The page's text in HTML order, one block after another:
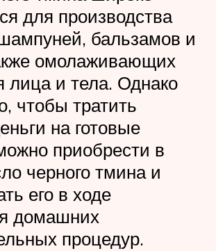
для производства
бальзамов и
омолаживающих
лица и тела. Однако
чтобы тратить
на готовые
приобрести в
черного тмина и
его в ходе
домашних
процедур.